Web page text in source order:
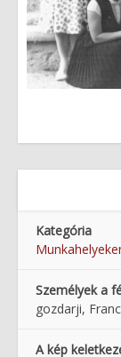
Kategória
Személyek a
gozdarji,
A kép